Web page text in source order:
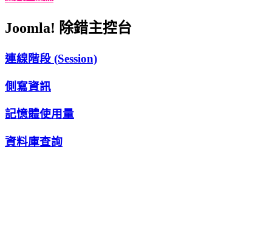
Joomla! 除錯主控台
連線階段 (Session)
側寫資訊
記憶體使用量
資料庫查詢